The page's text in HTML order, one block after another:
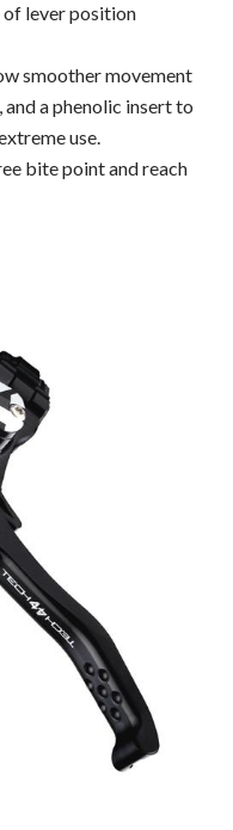
of lever position
smoother movement
and a phenolic insert to
use.
bite point and reach